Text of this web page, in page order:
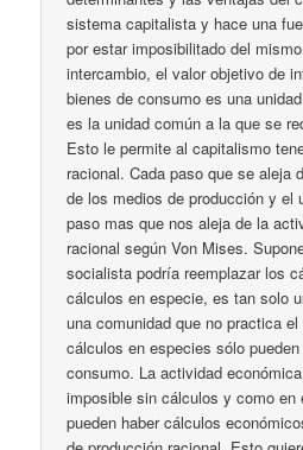
sistema capitalista y hace una
por estar imposibilitado del
intercambio, el valor objetivo de
bienes de consumo es una
es la unidad común a la que se
Esto le permite al capitalismo
racional. Cada paso que se aleja
de los medios de producción y el
paso mas que nos aleja de la
racional según Von Mises.
socialista podría reemplazar los
cálculos en especie, es tan solo
una comunidad que no practica
cálculos en especies sólo
consumo. La actividad
imposible sin cálculos y como en
pueden haber cálculos